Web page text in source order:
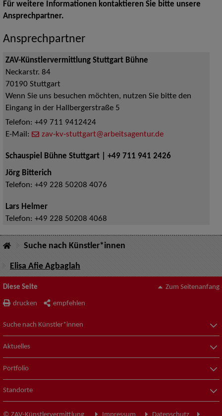
Für weitere Informationen kontaktieren Sie bitte unsere
Ansprechpartner.
Ansprechpartner
ZAV-Künstlervermittlung Stuttgart Bühne
Neckarstr. 84
70190 Stuttgart
Wenn Sie uns besuchen möchten, nutzen Sie bitte den
Eingang in der Hallbergerstraße 5
Telefon: +49 711 9412424
E-Mail:
zav-kv-stuttgart@arbeitsagentur.de
Schauspiel Bühne Stuttgart | +49 711 941 2426
Jörg Bitterich
Telefon: +49 228 50208 4076
Lars Helmer
Telefon: +49 228 50208 4068
Suche nach Künstler*innen
Elisa Afie Agbaglah
Diese Seite
drucken empfehlen
Zum Seitenanfang
Suche nach Künstler*innen
Aktuelles
Portfolio
Standorte